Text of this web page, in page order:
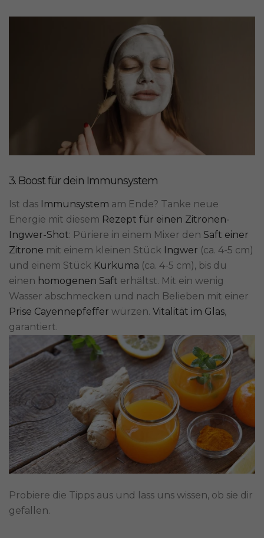
3. Boost für dein Immunsystem
Ist das Immunsystem am Ende? Tanke neue
Energie mit diesem Rezept für einen Zitronen-
Ingwer-Shot: Püriere in einem Mixer den Saft einer
Zitrone mit einem kleinen Stück Ingwer (ca. 4-5 cm)
und einem Stück Kurkuma (ca. 4-5 cm), bis du
einen homogenen Saft erhältst. Mit ein wenig
Wasser abschmecken und nach Belieben mit einer
Prise Cayennepfeffer würzen. Vitalität im Glas,
garantiert.
Probiere die Tipps aus und lass uns wissen, ob sie dir
gefallen.